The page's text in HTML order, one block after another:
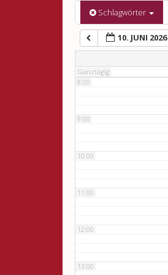
Schlagwörter
10. JUNI 2026
Ganztägig
6:00
7:00
8:00
9:00
10:00
11:00
12:00
13:00